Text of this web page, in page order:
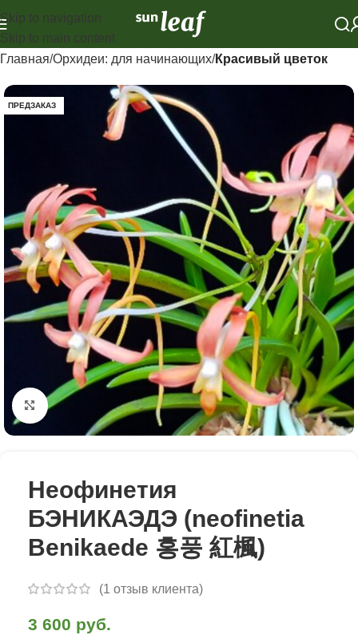
Skip to navigation
Skip to main content
Главная Орхидеи: для начинающих Красивый цветок
ПРЕДЗАКАЗ
Click to enlarge
Неофинетия
БЭНИКАЭДЭ (neofinetia
Benikaede 홍풍 紅楓)
(1 отзыв клиента)
3 600 руб.